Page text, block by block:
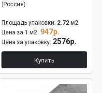
(Россия)
Площадь упаковки: 2.72 м2
Цена за 1 м2: 947р.
Цена за упаковку: 2576р.
Купить